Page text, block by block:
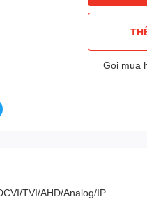
Gọi mua
TVI/AHD/Analog/IP